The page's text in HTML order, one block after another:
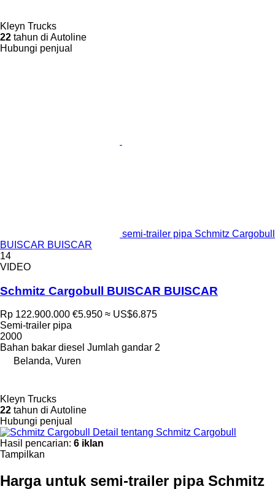
Kleyn Trucks
22 tahun di Autoline
Hubungi penjual
semi-trailer pipa Schmitz Cargobull
BUISCAR BUISCAR
14
VIDEO
Schmitz Cargobull BUISCAR BUISCAR
Rp 122.900.000 €5.950 ≈ US$6.875
Semi-trailer pipa
2000
Bahan bakar diesel Jumlah gandar 2
Belanda, Vuren
Kleyn Trucks
22 tahun di Autoline
Hubungi penjual
Detail tentang Schmitz Cargobull
Hasil pencarian: 6 iklan
Tampilkan
Harga untuk semi-trailer pipa Schmitz